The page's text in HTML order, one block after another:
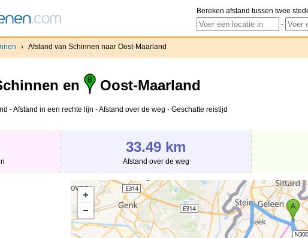
Bereken afstand tussen twee
-
› Afstand van Schinnen naar Oost-Maarland
en Oost-Maarland
- Afstand in een rechte lijn - Afstand over de weg - Geschatte reistijd
33.49 km
Afstand over de weg